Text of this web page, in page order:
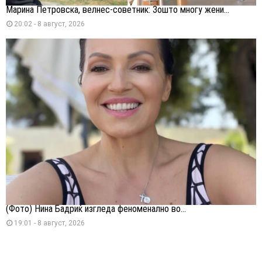
Марина Петровска, велнес-советник: Зошто многу жени...
20:02 - 8 август, 2026
(Фото) Нина Бадриќ изгледа феноменално во...
19:01 - 8 август, 2026